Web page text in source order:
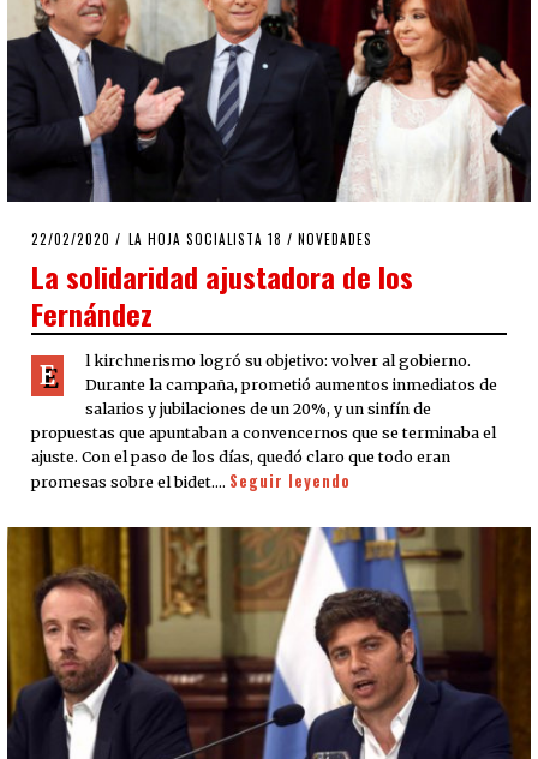
POSTED
22/02/2020 22/02/2020
LA HOJA SOCIALISTA 18 / NOVEDADES
La solidaridad ajustadora de los
Fernández
E
l kirchnerismo logró su objetivo: volver al gobierno.
Durante la campaña, prometió aumentos inmediatos de
salarios y jubilaciones de un 20%, y un sinfín de
propuestas que apuntaban a convencernos que se terminaba el
ajuste. Con el paso de los días, quedó claro que todo eran
promesas sobre el bidet.… Seguir leyendo